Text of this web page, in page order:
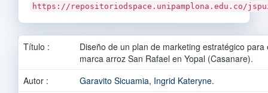
https://repositoriodspace.unipamplona.edu.co/
Título :
Diseño de un plan de marketing estratégico
marca arroz San Rafael en Yopal (Casanare).
Autor :
Garavito Sicuamia, Ingrid Kateryne.